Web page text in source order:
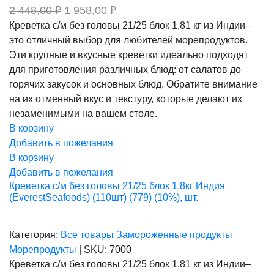
2 448,00₽ Первоначальная
цена
составляла
2
448,00 ₽.
1 958,00 ₽Текущая
цена:
1
958,00 ₽.
Креветка с/м без головы 21/25 блок 1,81 кг из Индии–
это отличный выбор для любителей морепродуктов.
Эти крупные и вкусные креветки идеально подходят
для приготовления различных блюд: от салатов до
горячих закусок и основных блюд. Обратите внимание
на их отменный вкус и текстуру, которые делают их
незаменимыми на вашем столе.
В корзину
Добавить в пожелания
В корзину
Добавить в пожелания
Креветка с/м без головы 21/25 блок 1,8кг Индия
(EverestSeafoods) (110шт) (779) (10%), шт.
Категория: Все товары Замороженные продукты
Морепродукты
SKU: 7000
Креветка с/м без головы 21/25 блок 1,81 кг из Индии–